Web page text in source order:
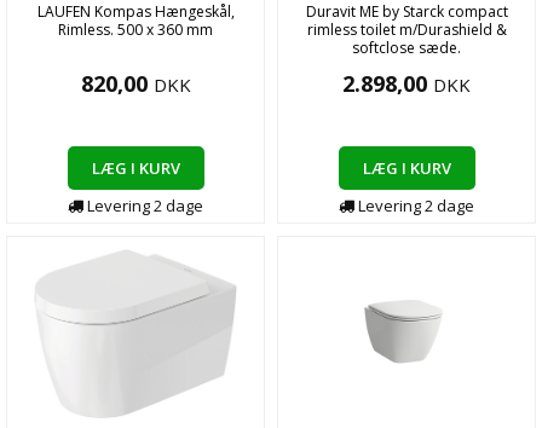
LAUFEN Kompas Hængeskål,
Rimless. 500 x 360 mm
820,00 DKK
LÆG I KURV
Levering2dage
Duravit ME by Starck compact
rimless toilet m/Durashield &
softclose sæde.
2.898,00 DKK
LÆG I KURV
Levering2dage